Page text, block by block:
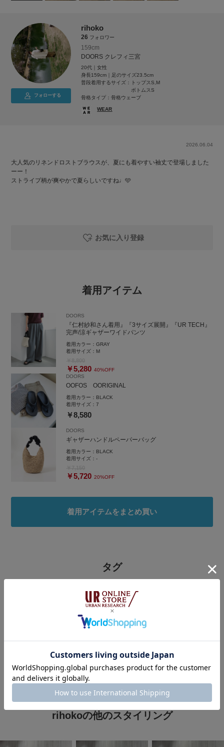
フォローする
rihoko
26 フォロワー
159cm
DOORS クレフィ三宮
20代｜女性
身長159cm｜足のサイズ23.5cm
普段着用するサイズ：
トップスS,M
ボトムスS
骨格タイプ：骨格ウェーブ
WEAR
2026.06.04
大人気のリネンドロストブラウスが、夏にも着やすい袖丈で登場しました
ーー！
ストライプ柄が爽やかで夏らしいですね♩🩵
お気に入り登録
着用アイテム
DOORS
『仁村紗和さん着用』『3サイズ展開』『UR TECH』
完声/涼ギャザーワイドパンツ
着用カラー：GRAY
着用サイズ： M
￥5,280 40%OFF
DOORS
OOFOS OORIGINAL
着用カラー： BLACK
着用サイズ：7
￥8,580
DOORS
ギャザーハンドルペーパーバッグ
着用カラー： BLACK
着用サイズ：-
￥5,720 20%OFF
着用アイテムをまとめ買い
タグ
#URBAN RESEARCH DOORS #アーバンリサーチドアーズ
#気分が上がる夏カラーコーデ
rihokoの他のスタイリング